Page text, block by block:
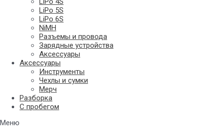
LiPo 5S
LiPo 6S
NiMH
Разъемы и провода
Зарядные устройства
Аксессуары
Аксессуары
Инструменты
Чехлы и сумки
Мерч
Разборка
С пробегом
Меню